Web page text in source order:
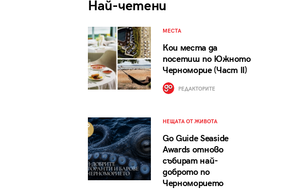
Най-четени
МЕСТА
Кои места да
посетиш по Южното
Черноморие (Част II)
РЕДАКТОРИТЕ
НЕЩАТА ОТ ЖИВОТА
Go Guide Seaside
Awards отново
събират най-
доброто по
Черноморието